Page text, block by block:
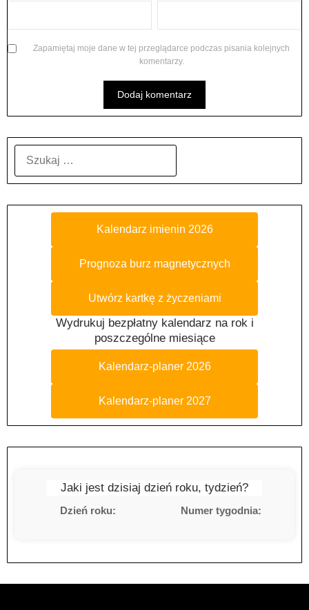
Zapamiętaj moje dane w tej przeglądarce podczas pisania kolejnych
komentarzy.
Kalendarz imienin 2026
Prognoza burz magnetycznych
Utwórz kartkę z życzeniami
Wydrukuj bezpłatny kalendarz na rok i
poszczególne miesiące
Kalendarz-planer 2026
Kalendarz-planer 2027
Jaki jest dzisiaj dzień roku, tydzień?
Dzień roku: Numer tygodnia: